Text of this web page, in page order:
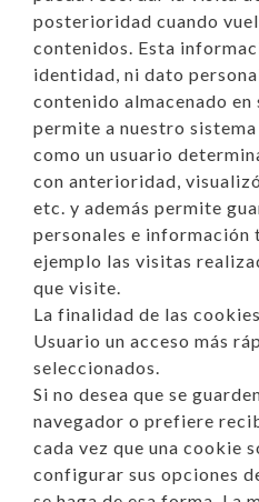
posterioridad cuando
contenidos. Esta
identidad, ni dato
contenido almacenado en
permite a nuestro
como un usuario
con anterioridad,
etc. y además permite
personales e información
ejemplo las visitas
que visite.
La finalidad de las
Usuario un acceso más
seleccionados.
Si no desea que se
navegador o prefiere
cada vez que una cookie
configurar sus opciones